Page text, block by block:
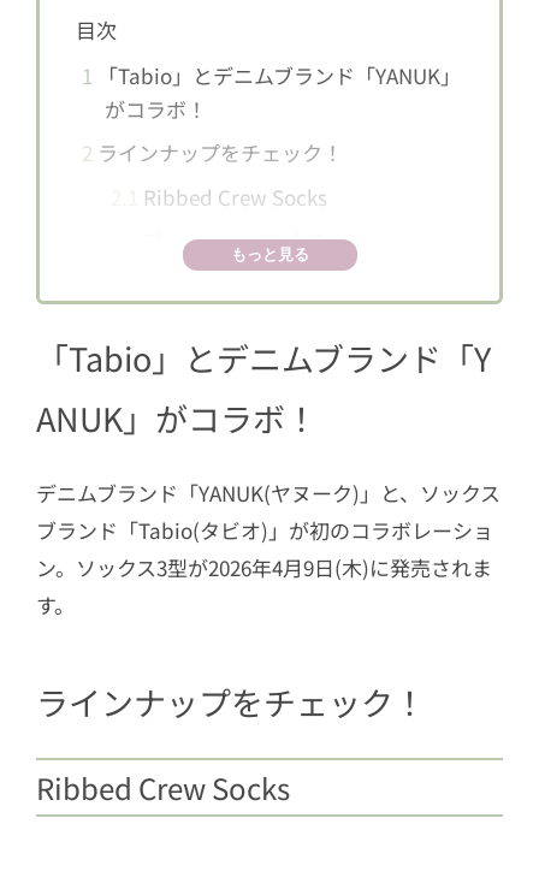
目次
1
「Tabio」とデニムブランド「YANUK」
がコラボ！
2 ラインナップをチェック！
Ribbed Crew Socks
Sheer Loose High Socks
もっと見る
「Tabio」とデニムブランド「Y
ANUK」がコラボ！
デニムブランド「YANUK(ヤヌーク)」と、ソックス
ブランド「Tabio(タビオ)」が初のコラボレーショ
ン。ソックス3型が2026年4月9日(木)に発売されま
す。
ラインナップをチェック！
Ribbed Crew Socks